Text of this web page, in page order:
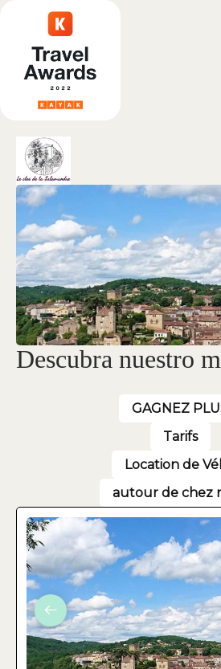
Descubra nuestro
GAGNEZ
Tarifs
Location de
autour de chez